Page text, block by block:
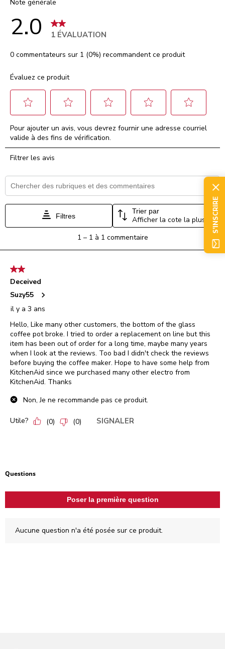
Note générale
2.0 1 ÉVALUATION
0 commentateurs sur 1 (0%) recommandent ce produit
Évaluez ce produit
pour
évaluer
l'article
à
étoile.
Cette
formulaire
soumission.
pour
évaluer
l'article
à
étoiles.
Cette
ouvrira
le
formulaire
soumission.
pour
évaluer
l'article
étoiles.
Cette
formulaire
de
soumission.
pour
l'article
étoiles.
Cette
ouvrira
le
formulaire
de
soumission.
pour
l'article
le
formulaire
soumission.
Pour ajouter un avis, vous devrez fournir une adresse courriel
valide à des fins de vérification.
Filtrer les avis
Zone de recherche de sujet et d'avis
Filtres
Trier par
1
commentaire.
1 – 1 à 1 commentaire
2 étoile(s) sur 5.
Deceived
Suzy55
il y a 3 ans
Hello, Like many other customers, the bottom of the glass
coffee pot broke. I tried to order a replacement on line but this
item has been out of order for a long time, maybe many years
when I look at the reviews. Too bad I didn't check the reviews
before buying the coffee maker. Hope to have some help from
KitchenAid since we purchased many other electro from
KitchenAid. Thanks
Non, Je ne recommande pas ce produit.
Utile? (0) (0) SIGNALER
Aucune question n'a été posée sur ce produit.
Questions
Poser la première question
Aucune question n'a été posée sur ce produit.
S'INSCRIRE